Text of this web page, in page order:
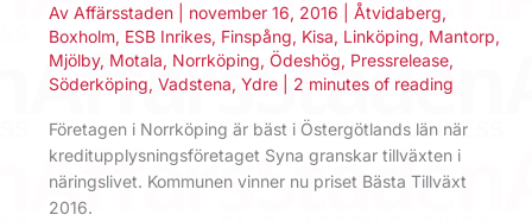
Av Affärsstaden november 16, 2016 Åtvidaberg,
Boxholm, ESB Inrikes, Finspång, Kisa, Linköping, Mantorp,
Mjölby, Motala, Norrköping, Ödeshög, Pressrelease,
Söderköping, Vadstena, Ydre 2 minutes of reading
Företagen i Norrköping är bäst i Östergötlands län när
kreditupplysningsföretaget Syna granskar tillväxten i
näringslivet. Kommunen vinner nu priset Bästa Tillväxt
2016.